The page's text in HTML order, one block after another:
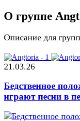
О группе
Описание для
21.03.26
Бедственное
играют песни в